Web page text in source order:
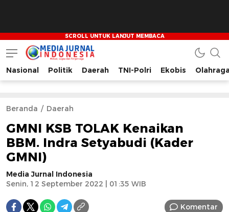
Media Jurnal Indonesia
Bersama Membangun Indonesia
Nasional Politik Daerah TNI-Polri Ekobis
Beranda Daerah
GMNI KSB TOLAK Kenaikan
BBM. Indra Setyabudi (Kader
GMNI)
Media Jurnal Indonesia
Senin, 12 September 2022 | 01:35 WIB
Komentar